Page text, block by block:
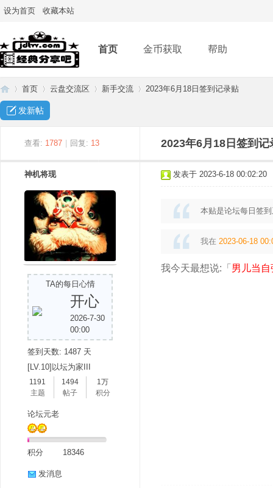
设为首页 收藏本站
首页 金币获取 帮助
首页
›
云盘交流区
›
新手交流 2023年6月18日签到记录贴
发新帖
查看: 1787 回复: 13 2023年6月18日签到记
神机将现
TA的每日心情
开心
2026-7-30
00:00
签到天数: 1487 天
[LV.10]以坛为家III
1191
主题
1494
帖子
1万
积分
论坛元老
积分 18346
发消息
发表于 2023-6-18 00:02:20
本贴是论坛每日签
我在 2023-06-18
我今天最想说:「 男儿当自